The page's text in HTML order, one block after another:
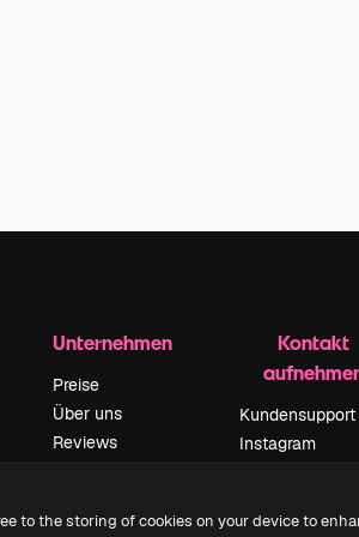
Unternehmen
Preise
Über uns
Reviews
Blog
Kontakt
Kundensupport
Instagram
TikTok
to the storing of cookies on your device to